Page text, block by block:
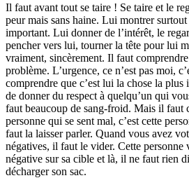
Il faut avant tout se taire ! Se taire et le
peur mais sans haine. Lui montrer surtout
important. Lui donner de l’intérêt, le
pencher vers lui, tourner la tête pour lui
vraiment, sincèrement. Il faut
problème. L’urgence, ce n’est pas moi,
comprendre que c’est lui la chose la
de donner du respect à quelqu’un qui
faut beaucoup de sang-froid. Mais il faut
personne qui se sent mal, c’est cette
faut la laisser parler. Quand vous avez
négatives, il faut le vider. Cette personne
négative sur sa cible et là, il ne faut rien
décharger son sac.